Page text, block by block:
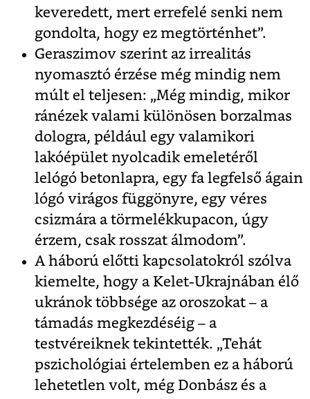
keveredett, mert errefelé senki nem
gondolta, hogy ez megtörténhet”.
Geraszimov szerint az irrealitás
nyomasztó érzése még mindig nem
múlt el teljesen: „Még mindig, mikor
ránézek valami különösen borzalmas
dologra, például egy valamikori
lakóépület nyolcadik emeletéről
lelógó betonlapra, egy fa legfelső ágain
lógó virágos függönyre, egy véres
csizmára a törmelékkupacon, úgy
érzem, csak rosszat álmodom”.
A háború előtti kapcsolatokról szólva
kiemelte, hogy a Kelet-Ukrajnában élő
ukránok többsége az oroszokat – a
támadás megkezdéséig – a
testvéreiknek tekintették. „Tehát
pszichológiai értelemben ez a háború
lehetetlen volt, még Donbász és a